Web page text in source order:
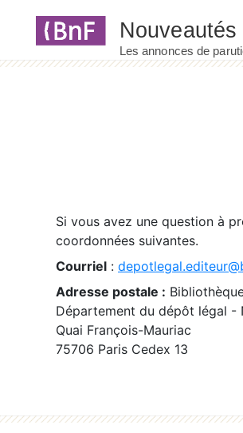
Si vous avez une question à
coordonnées suivantes.
Courriel :
Adresse postale :
Département du dépôt légal -
Quai François-Mauriac
75706 Paris Cedex 13